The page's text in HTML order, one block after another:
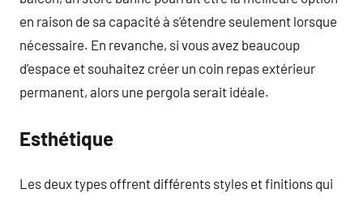
en raison de sa capacité à s’étendre seulement lorsque
nécessaire. En revanche, si vous avez beaucoup
d’espace et souhaitez créer un coin repas extérieur
permanent, alors une pergola serait idéale.
Esthétique
Les deux types offrent différents styles et finitions qui